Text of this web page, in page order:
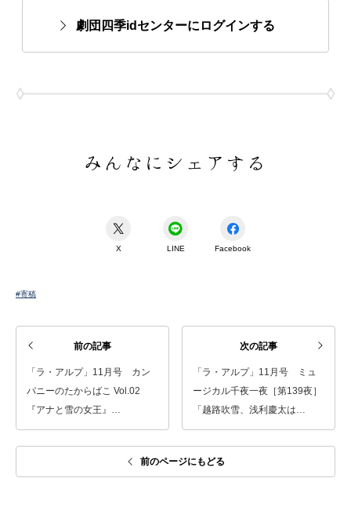
劇団四季idセンターにログインする
みんなにシェアする
X LINE Facebook
#寄稿
前の記事
「ラ・アルプ」11月号 カン
パニーのたからばこ Vol.02
『アナと雪の女王』…
次の記事
「ラ・アルプ」11月号 ミュ
ージカル千夜一夜［第139夜］
「越路吹雪、浅利慶太は…
前のページにもどる